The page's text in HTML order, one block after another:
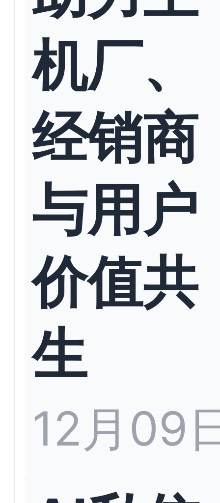
机厂、
经销商
与用户
价值共
生
12月09